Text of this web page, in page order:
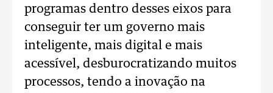
programas dentro desses eixos para
conseguir ter um governo mais
inteligente, mais digital e mais
acessível, desburocratizando muitos
processos, tendo a inovação na